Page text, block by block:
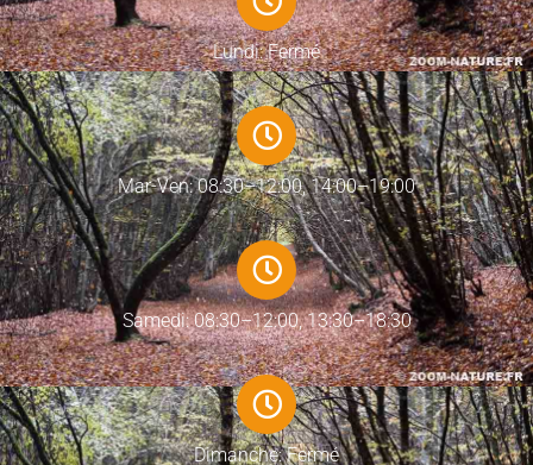
Lundi: Fermé
Mar-Ven: 08:30–12:00, 14:00–19:00
Samedi: 08:30–12:00, 13:30–18:30
Dimanche: Fermé